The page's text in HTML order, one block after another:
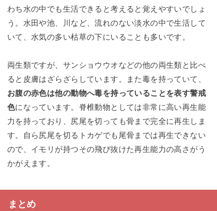
わち水の中でも生活できると考えると覚えやすいでしょ
う。水田や池、川など、流れのない淡水の中で生活して
いて、水気の多い枯草の下にいることも多いです。
両生類ですが、サンショウウオなどの他の両生類と比べ
ると皮膚はざらざらしています。また毒を持っていて、
お腹の赤色は他の動物へ毒を持っていることを表す警戒
色になっています。脊椎動物としては非常に高い再生能
力を持っており、尻尾を切っても骨まで完全に再生しま
す。自ら尻尾を切るトカゲでも尾骨までは再生できない
ので、イモリが持つその飛び抜けた再生能力の高さがう
かがえます。
まとめ